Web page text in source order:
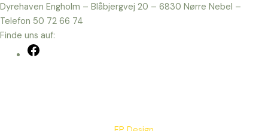
Dyrehaven Engholm – Blåbjergvej 20 – 6830 Nørre Nebel –
Telefon 50 72 66 74
Finde uns auf: